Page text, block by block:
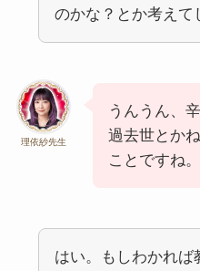
のかな？とか考えて
理依紗先生
うんうん、
過去世とか
ことですね。
はい。もしわかれば